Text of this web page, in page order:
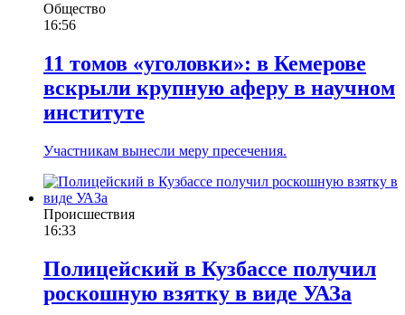
Общество
16:56
11 томов «уголовки»: в Кемерове
вскрыли крупную аферу в научном
институте
Участникам вынесли меру пресечения.
Происшествия
16:33
Полицейский в Кузбассе получил
роскошную взятку в виде УАЗа